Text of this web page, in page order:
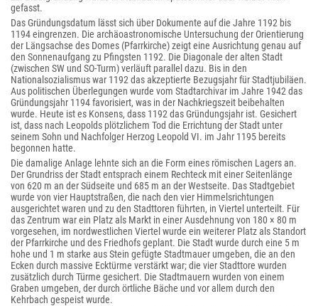
gefasst.
Das Gründungsdatum lässt sich über Dokumente auf die Jahre 1192 bis
1194 eingrenzen. Die archäoastronomische Untersuchung der Orientierung
der Längsachse des Domes (Pfarrkirche) zeigt eine Ausrichtung genau auf
den Sonnenaufgang zu Pfingsten 1192. Die Diagonale der alten Stadt
(zwischen SW und SO-Turm) verläuft parallel dazu. Bis in den
Nationalsozialismus war 1192 das akzeptierte Bezugsjahr für Stadtjubiläen.
Aus politischen Überlegungen wurde vom Stadtarchivar im Jahre 1942 das
Gründungsjahr 1194 favorisiert, was in der Nachkriegszeit beibehalten
wurde. Heute ist es Konsens, dass 1192 das Gründungsjahr ist. Gesichert
ist, dass nach Leopolds plötzlichem Tod die Errichtung der Stadt unter
seinem Sohn und Nachfolger Herzog Leopold VI. im Jahr 1195 bereits
begonnen hatte.
Die damalige Anlage lehnte sich an die Form eines römischen Lagers an.
Der Grundriss der Stadt entsprach einem Rechteck mit einer Seitenlänge
von 620 m an der Südseite und 685 m an der Westseite. Das Stadtgebiet
wurde von vier Hauptstraßen, die nach den vier Himmelsrichtungen
ausgerichtet waren und zu den Stadttoren führten, in Viertel unterteilt. Für
das Zentrum war ein Platz als Markt in einer Ausdehnung von 180 × 80 m
vorgesehen, im nordwestlichen Viertel wurde ein weiterer Platz als Standort
der Pfarrkirche und des Friedhofs geplant. Die Stadt wurde durch eine 5 m
hohe und 1 m starke aus Stein gefügte Stadtmauer umgeben, die an den
Ecken durch massive Ecktürme verstärkt war; die vier Stadttore wurden
zusätzlich durch Türme gesichert. Die Stadtmauern wurden von einem
Graben umgeben, der durch örtliche Bäche und vor allem durch den
Kehrbach gespeist wurde.